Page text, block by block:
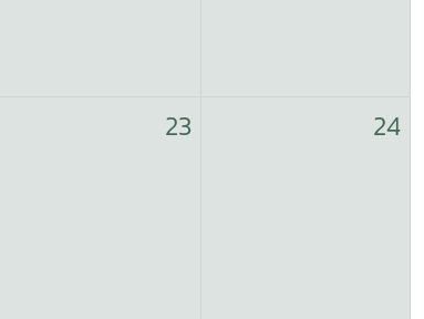
23 24